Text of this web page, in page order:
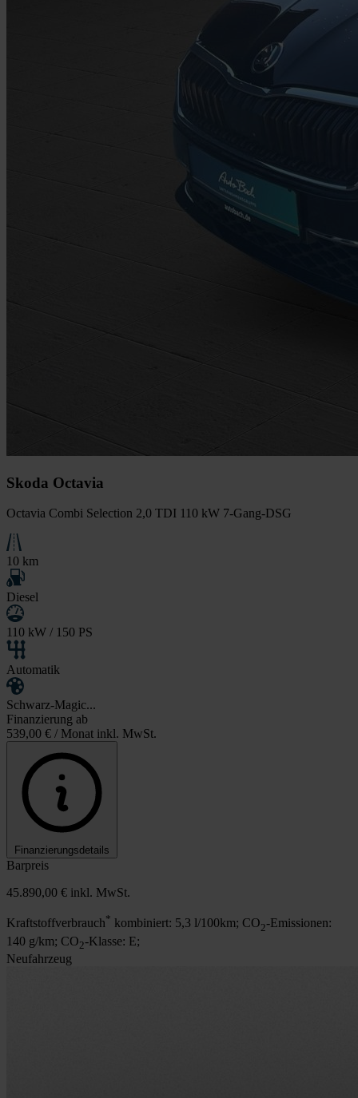
Skoda Octavia
Octavia Combi Selection 2,0 TDI 110 kW 7-Gang-DSG
10 km
Diesel
110 kW / 150 PS
Automatik
Schwarz-Magic...
Finanzierung ab
539,00 € / Monat inkl. MwSt.
Finanzierungsdetails
Barpreis
45.890,00 € inkl. MwSt.
Kraftstoffverbrauch* kombiniert: 5,3 l/100km; CO2-Emissionen:
140 g/km; CO2-Klasse: E;
Neufahrzeug